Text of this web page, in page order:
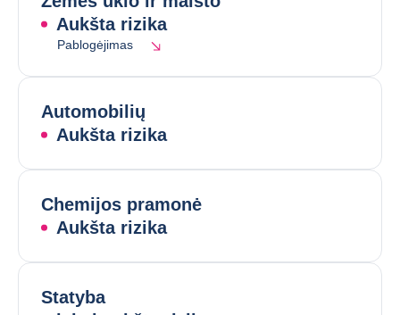
Aukšta rizika
Pablogėjimas
Automobilių
Aukšta rizika
Chemijos pramonė
Aukšta rizika
Statyba